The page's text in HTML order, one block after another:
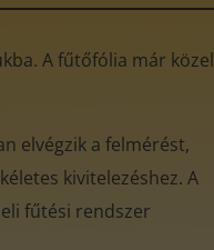
A fűtőfólia már közel
elvégzik a felmérést,
kivitelezéshez. A
fűtési rendszer